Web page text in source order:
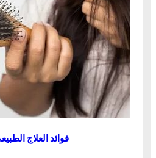
فوائد العلاج